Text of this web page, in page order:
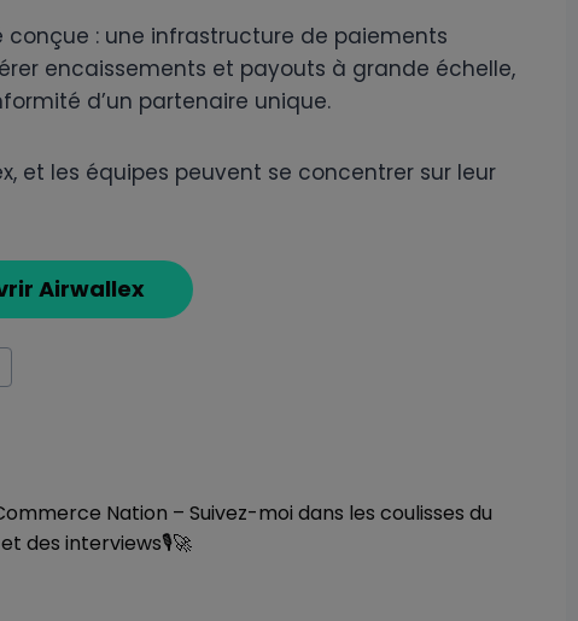
conçue : une infrastructure de paiements
encaissements et payouts à grande échelle,
d’un partenaire unique.
et les équipes peuvent se concentrer sur leur
Airwallex
Nation – Suivez-moi dans les coulisses du
des interviews🎙🚀